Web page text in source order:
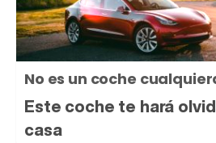
No es un coche
Este coche te hará
casa